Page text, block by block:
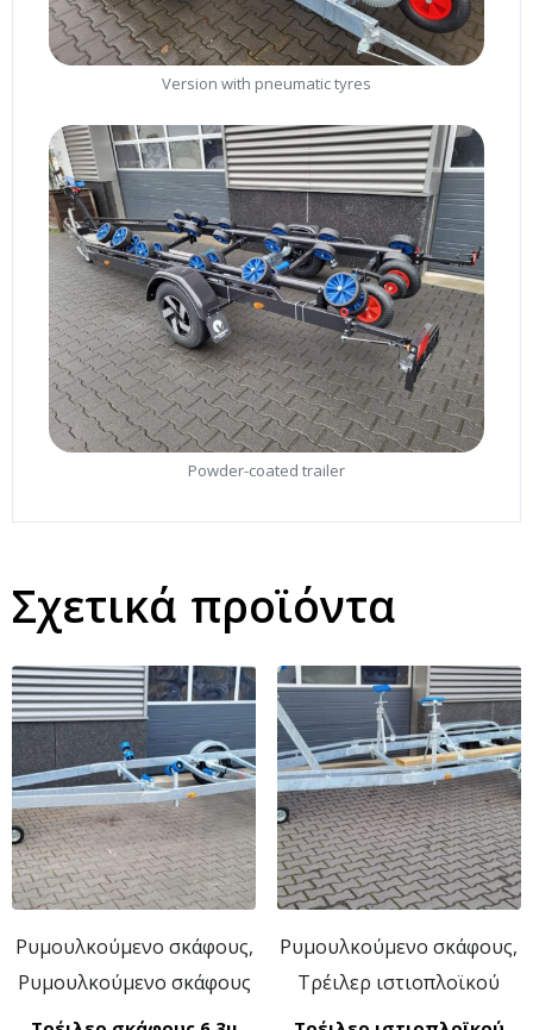
Version with pneumatic tyres
Powder-coated trailer
Σχετικά προϊόντα
Ρυμουλκούμενο σκάφους,
Ρυμουλκούμενο σκάφους
Ρυμουλκούμενο σκάφους,
Τρέιλερ ιστιοπλοϊκού